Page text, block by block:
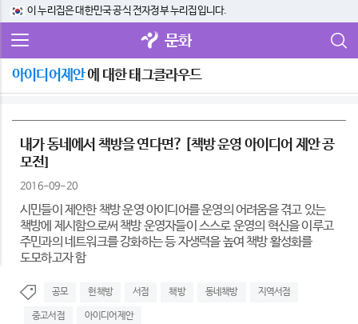
이 누리집은 대한민국 공식 전자정부 누리집입니다.
문화
아이디어제안에 대한 태그클라우드
내가 동네에서 책방을 연다면? [책방 운영 아이디어 제안 공
모전]
2016-09-20
시민들이 제안한 책방 운영 아이디어를 운영의 어려움을 겪고 있는
책방에 제시함으로써 책방 운영자들이 스스로 운영의 혁신을 이루고
주민과의 네트워크를 강화하는 등 자생력을 높여 책방 활성화를
도모하고자 함
공모 헌책방 서점 책방 동네책방 지역서점
중고서점 아이디어제안